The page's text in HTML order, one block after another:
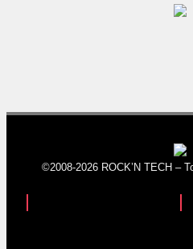
©2008-2026 ROCK’N TECH –